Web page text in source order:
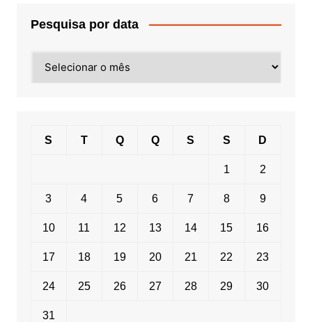
Pesquisa por data
por
S T Q Q S S D
1 2
3 4 5 6 7 8 9
10 11 12 13 14 15 16
17 18 19 20 21 22 23
24 25 26 27 28 29 30
31